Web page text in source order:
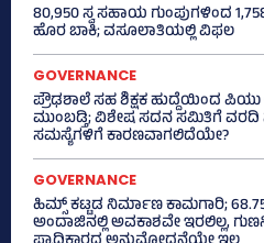
80,950 ಸ್ವ ಸಹಾಯ ಗುಂಪುಗಳಿಂದ
ಹೊರ ಬಾಕಿ; ವಸೂಲಾತಿಯಲ್ಲಿ ವಿಫಲ
GOVERNANCE
ಪ್ರೌಢಶಾಲೆ ಸಹ ಶಿಕ್ಷಕ ಹುದ್ದೆಯಿಂದ
ಮುಂಬಡ್ತಿ; ವಿಶೇಷ ಸದನ ಸಮಿತಿಗೆ ವರದಿ
ಸಮಸ್ಯೆಗಳಿಗೆ ಕಾರಣವಾಗಲಿದೆಯೇ?
GOVERNANCE
ಹಿಮ್ಸ್‌ ಕಟ್ಟಡ ನಿರ್ಮಾಣ ಕಾಮಗಾರಿ;
ಅಂದಾಜಿನಲ್ಲಿ ಅವಕಾಶವೇ ಇರಲಿಲ್ಲ,